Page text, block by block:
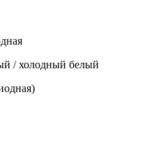
/ холодный белый